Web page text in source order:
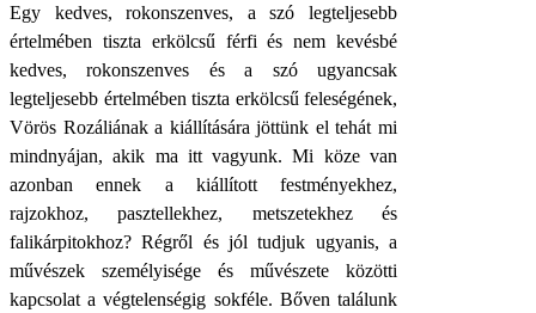
Egy kedves, rokonszenves, a szó legteljesebb
értelmében tiszta erkölcsű férfi és nem kevésbé
kedves, rokonszenves és a szó ugyancsak
legteljesebb értelmében tiszta erkölcsű feleségének,
Vörös Rozáliának a kiállítására jöttünk el tehát mi
mindnyájan, akik ma itt vagyunk. Mi köze van
azonban ennek a kiállított festményekhez,
rajzokhoz, pasztellekhez, metszetekhez és
falikárpitokhoz? Régről és jól tudjuk ugyanis, a
művészek személyisége és művészete közötti
kapcsolat a végtelenségig sokféle. Bőven találunk